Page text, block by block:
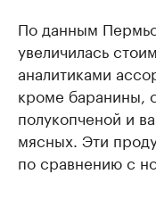
По данным
увеличилась
аналитиками
кроме баранины,
полукопченой и
мясных. Эти
по сравнению с